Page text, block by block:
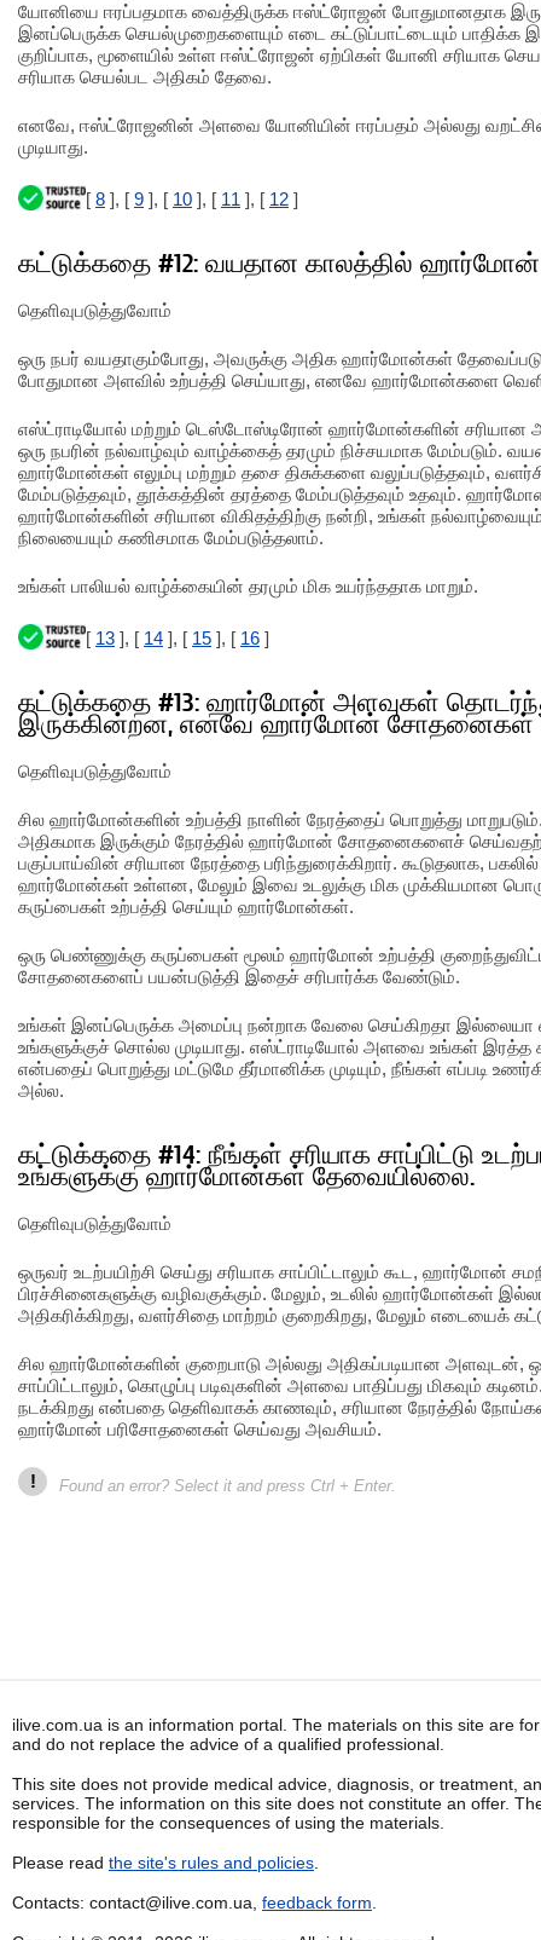
யோனியை ஈரப்பதமாக வைத்திருக்க ஈஸ்ட்ரோஜன் போதுமானதாக
இனப்பெருக்க செயல்முறைகளையும் எடை கட்டுப்பாட்டையும் பாதிக்க
குறிப்பாக, மூளையில் உள்ள ஈஸ்ட்ரோஜன் ஏற்பிகள் யோனி சரியாக
சரியாக செயல்பட அதிகம் தேவை.
எனவே, ஈஸ்ட்ரோஜனின் அளவை யோனியின் ஈரப்பதம் அல்லது
முடியாது.
[ 8 ], [ 9 ], [ 10 ], [ 11 ], [ 12 ]
கட்டுக்கதை #12: வயதான காலத்தில் ஹார்மோன்
தெளிவுபடுத்துவோம்
ஒரு நபர் வயதாகும்போது, அவருக்கு அதிக ஹார்மோன்கள்
போதுமான அளவில் உற்பத்தி செய்யாது, எனவே ஹார்மோன்களை
எஸ்ட்ராடியோல் மற்றும் டெஸ்டோஸ்டிரோன் ஹார்மோன்களின்
ஒரு நபரின் நல்வாழ்வும் வாழ்க்கைத் தரமும் நிச்சயமாக மேம்படும்.
ஹார்மோன்கள் எலும்பு மற்றும் தசை திசுக்களை வலுப்படுத்தவும்,
மேம்படுத்தவும், தூக்கத்தின் தரத்தை மேம்படுத்தவும் உதவும்.
ஹார்மோன்களின் சரியான விகிதத்திற்கு நன்றி, உங்கள் நல்வாழ்வையும்
நிலையையும் கணிசமாக மேம்படுத்தலாம்.
உங்கள் பாலியல் வாழ்க்கையின் தரமும் மிக உயர்ந்ததாக மாறும்.
[ 13 ], [ 14 ], [ 15 ], [ 16 ]
கட்டுக்கதை #13: ஹார்மோன் அளவுகள்
இருக்கின்றன, எனவே ஹார்மோன் சோதனைகள்
தெளிவுபடுத்துவோம்
சில ஹார்மோன்களின் உற்பத்தி நாளின் நேரத்தைப் பொறுத்து
அதிகமாக இருக்கும் நேரத்தில் ஹார்மோன் சோதனைகளைச்
பகுப்பாய்வின் சரியான நேரத்தை பரிந்துரைக்கிறார். கூடுதலாக,
ஹார்மோன்கள் உள்ளன, மேலும் இவை உடலுக்கு மிக முக்கியமான
கருப்பைகள் உற்பத்தி செய்யும் ஹார்மோன்கள்.
ஒரு பெண்ணுக்கு கருப்பைகள் மூலம் ஹார்மோன் உற்பத்தி
சோதனைகளைப் பயன்படுத்தி இதைச் சரிபார்க்க வேண்டும்.
உங்கள் இனப்பெருக்க அமைப்பு நன்றாக வேலை செய்கிறதா இல்லையா
உங்களுக்குச் சொல்ல முடியாது. எஸ்ட்ராடியோல் அளவை உங்கள் இரத்த
என்பதைப் பொறுத்து மட்டுமே தீர்மானிக்க முடியும், நீங்கள் எப்படி
அல்ல.
கட்டுக்கதை #14: நீங்கள் சரியாக சாப்பிட்டு
உங்களுக்கு ஹார்மோன்கள் தேவையில்லை.
தெளிவுபடுத்துவோம்
ஒருவர் உடற்பயிற்சி செய்து சரியாக சாப்பிட்டாலும் கூட, ஹார்மோன்
பிரச்சினைகளுக்கு வழிவகுக்கும். மேலும், உடலில் ஹார்மோன்கள்
அதிகரிக்கிறது, வளர்சிதை மாற்றம் குறைகிறது, மேலும் எடையைக்
சில ஹார்மோன்களின் குறைபாடு அல்லது அதிகப்படியான அளவுடன்,
சாப்பிட்டாலும், கொழுப்பு படிவுகளின் அளவை பாதிப்பது மிகவும்
நடக்கிறது என்பதை தெளிவாகக் காணவும், சரியான நேரத்தில்
ஹார்மோன் பரிசோதனைகள் செய்வது அவசியம்.
! Found an error? Select it and press Ctrl + Enter.
ilive.com.ua is an information portal. The materials on this site are
and do not replace the advice of a qualified professional.
This site does not provide medical advice, diagnosis, or treatment,
services. The information on this site does not constitute an offer.
responsible for the consequences of using the materials.
Please read the site's rules and policies
Contacts: contact@ilive.com.ua, feedback form